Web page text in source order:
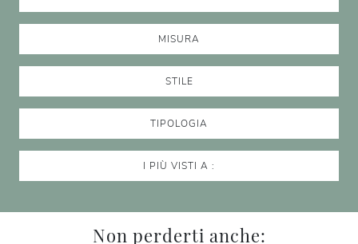
MISURA
STILE
TIPOLOGIA
I PIÙ VISTI A :
Non perderti anche: